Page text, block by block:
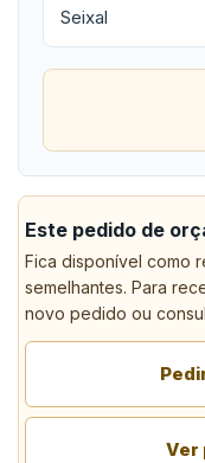
Seixal
Este pedido de
Fica disponível como
semelhantes. Para
novo pedido ou
Ver